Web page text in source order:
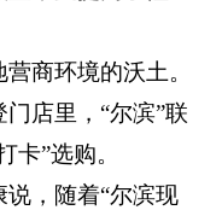
商环境的沃土。
店里，“尔滨”联
卡”选购。
，随着“尔滨现